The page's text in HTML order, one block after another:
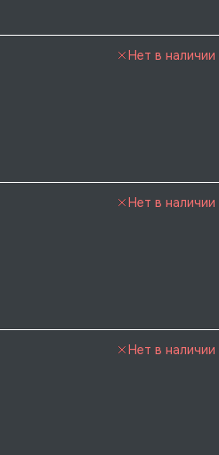
Нет в наличии
Нет в наличии
Нет в наличии